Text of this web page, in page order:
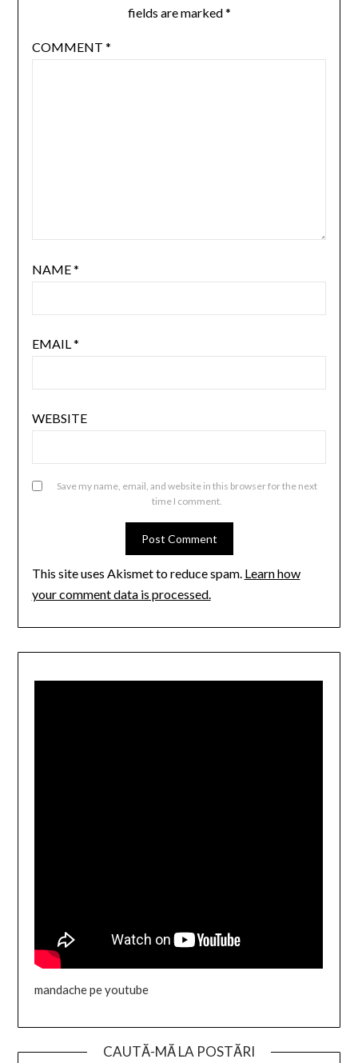
fields are marked*
COMMENT *
NAME*
EMAIL*
WEBSITE
Save my name, email, and website in this browser for the next
time I comment.
This site uses Akismet to reduce spam. Learn how
your comment data is processed.
mandache pe youtube
CAUTĂ-MĂ LA POSTĂRI